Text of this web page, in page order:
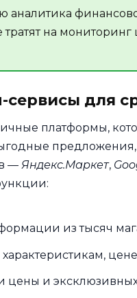
аналитика
на
для
платформы,
— Яндекс.Маркет,
из тысяч
и